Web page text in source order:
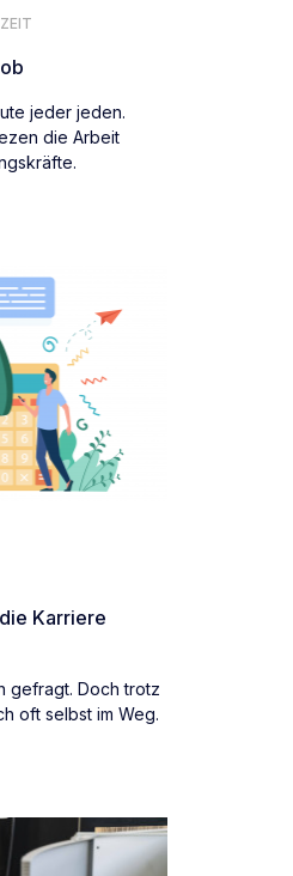
jeder jeden.
die Arbeit
Karriere
gefragt. Doch trotz
oft selbst im Weg.